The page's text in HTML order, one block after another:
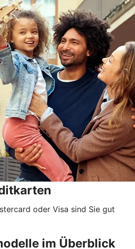
oder Visa sind Sie gut
im Überblick